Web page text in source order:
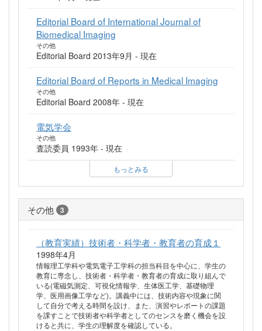
Editorial Board of International Journal of
Biomedical Imaging
その他
Editorial Board 2013年9月 - 現在
Editorial Board of Reports in Medical Imaging
その他
Editorial Board 2008年 - 現在
電気学会
その他
査読委員 1993年 - 現在
もっとみる
その他 3
（教育実績）技術者・科学者・教育者の育成１
1998年4月
情報理工学科や電気電子工学科の担当科目を中心に、学生の
教育に専念し、技術者・科学者・教育者の育成に取り組んで
いる(電磁気測定、可視化情報学、生体医工学、基礎物理
学、医用画像工学など)。講義中には、技術内容や現象に関
して自分で考える時間を設け、また、演習やレポートの課題
を課すことで技術者や科学者としてのセンスを磨く機会を設
けると共に、学生の理解度を確認している。